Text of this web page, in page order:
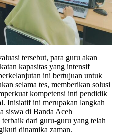
tersebut, para guru akan
kapasitas yang intensif
ini bertujuan untuk
selama tes, memberikan solusi
kompetensi inti pendidik
Inisiatif ini merupakan langkah
siswa di Banda Aceh
dari guru-guru yang telah
dinamika zaman.